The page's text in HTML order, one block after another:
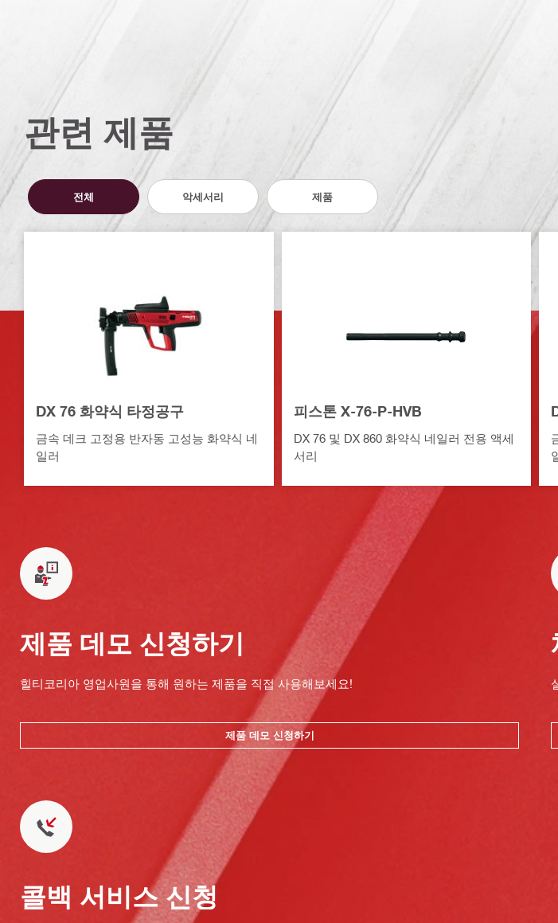
관련 제품
전체 악세서리 제품
DX 76 화약식 타정공구
금속 데크 고정용 반자동 고성능 화약식 네
일러
피스톤 X-76-P-HVB
DX 76 및 DX 860 화약식 네일러 전용 액세
서리
제품 데모 신청하기
힐티코리아 영업사원을 통해 원하는 제품을 직접 사용해보세요!
제품 데모 신청하기
콜백 서비스 신청